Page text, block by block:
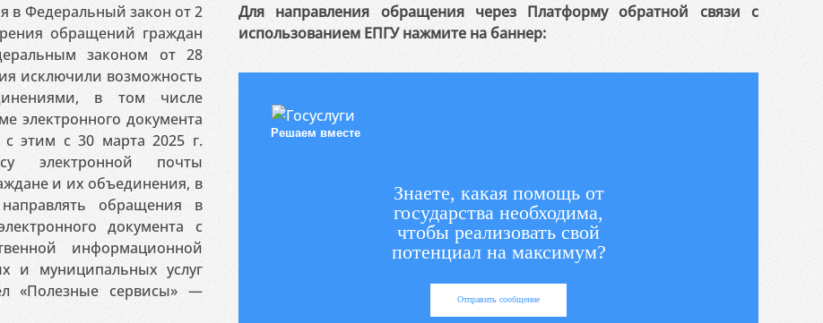
в Федеральный закон от 2
обращений граждан
законом от 28
исключили возможность
в том числе
электронного документа
с этим с 30 марта 2025 г.
электронной почты
и их объединения, в
обращения в
документа с
информационной
и муниципальных услуг
«Полезные сервисы» —
Для направления обращения через Платформу обратной связи с
использованием ЕПГУ нажмите на баннер:
Решаем вместе
Знаете, какая помощь от
государства необходима,
чтобы реализовать свой
потенциал на максимум?
Отправить сообщение